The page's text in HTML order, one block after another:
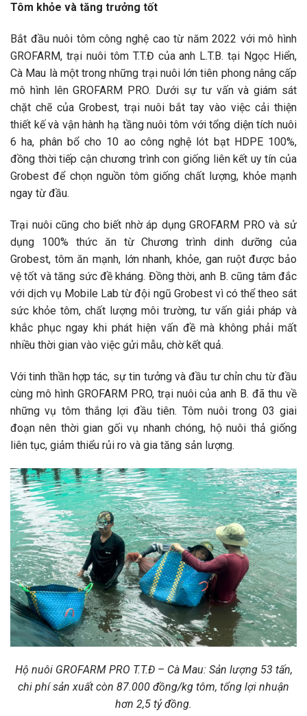
Tôm khỏe và tăng trưởng tốt
Bắt đầu nuôi tôm công nghệ cao từ năm 2022 với mô hình
GROFARM, trại nuôi tôm T.T.Đ của anh L.T.B. tại Ngọc Hiển,
Cà Mau là một trong những trại nuôi lớn tiên phong nâng cấp
mô hình lên GROFARM PRO. Dưới sự tư vấn và giám sát
chặt chẽ của Grobest, trại nuôi bắt tay vào việc cải thiện
thiết kế và vận hành hạ tầng nuôi tôm với tổng diện tích nuôi
6 ha, phân bổ cho 10 ao công nghệ lót bạt HDPE 100%,
đồng thời tiếp cận chương trình con giống liên kết uy tín của
Grobest để chọn nguồn tôm giống chất lượng, khỏe mạnh
ngay từ đầu.
Trại nuôi cũng cho biết nhờ áp dụng GROFARM PRO và sử
dụng 100% thức ăn từ Chương trình dinh dưỡng của
Grobest, tôm ăn mạnh, lớn nhanh, khỏe, gan ruột được bảo
vệ tốt và tăng sức đề kháng. Đồng thời, anh B. cũng tâm đắc
với dịch vụ Mobile Lab từ đội ngũ Grobest vì có thể theo sát
sức khỏe tôm, chất lượng môi trường, tư vấn giải pháp và
khắc phục ngay khi phát hiện vấn đề mà không phải mất
nhiều thời gian vào việc gửi mẫu, chờ kết quả.
Với tinh thần hợp tác, sự tin tưởng và đầu tư chỉn chu từ đầu
cùng mô hình GROFARM PRO, trại nuôi của anh B. đã thu về
những vụ tôm thắng lợi đầu tiên. Tôm nuôi trong 03 giai
đoạn nên thời gian gối vụ nhanh chóng, hộ nuôi thả giống
liên tục, giảm thiểu rủi ro và gia tăng sản lượng.
Hộ nuôi GROFARM PRO T.T.Đ – Cà Mau: Sản lượng 53 tấn,
chi phí sản xuất còn 87.000 đồng/kg tôm, tổng lợi nhuận
hơn 2,5 tỷ đồng.